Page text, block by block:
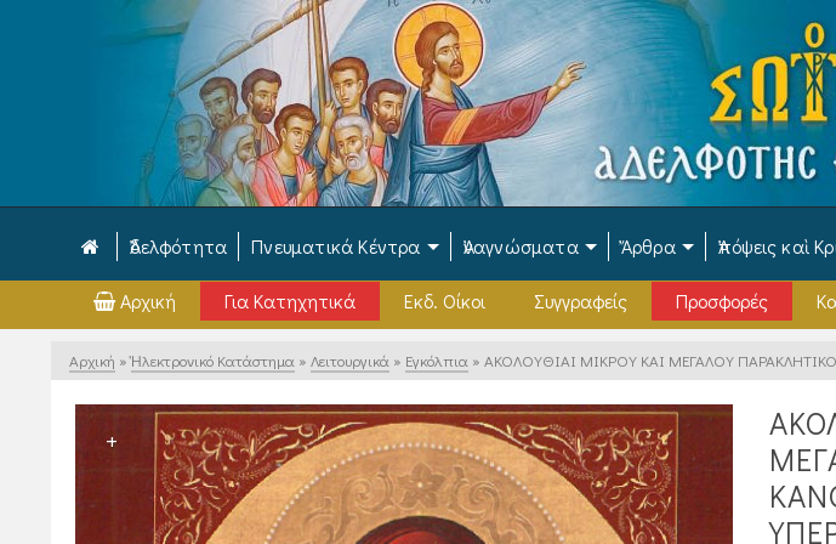
Ἀδελφότητα Πνευματικά Κέντρα Ἀναγνώσματα Ἄρθρα Ἀπόψεις καὶ
Αρχική Για Κατηχητικά Εκδ. Οίκοι Συγγραφείς Προσφορές
Αρχική » Ἠλεκτρονικό Κατάστημα » Λειτουργικά » Εγκόλπια » ΑΚΟΛΟΥΘΙΑΙ ΜΙΚΡΟΥ ΚΑΙ ΜΕΓΑΛΟΥ